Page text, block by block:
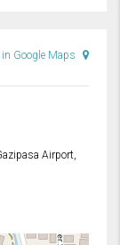
in Google Maps
Airport,